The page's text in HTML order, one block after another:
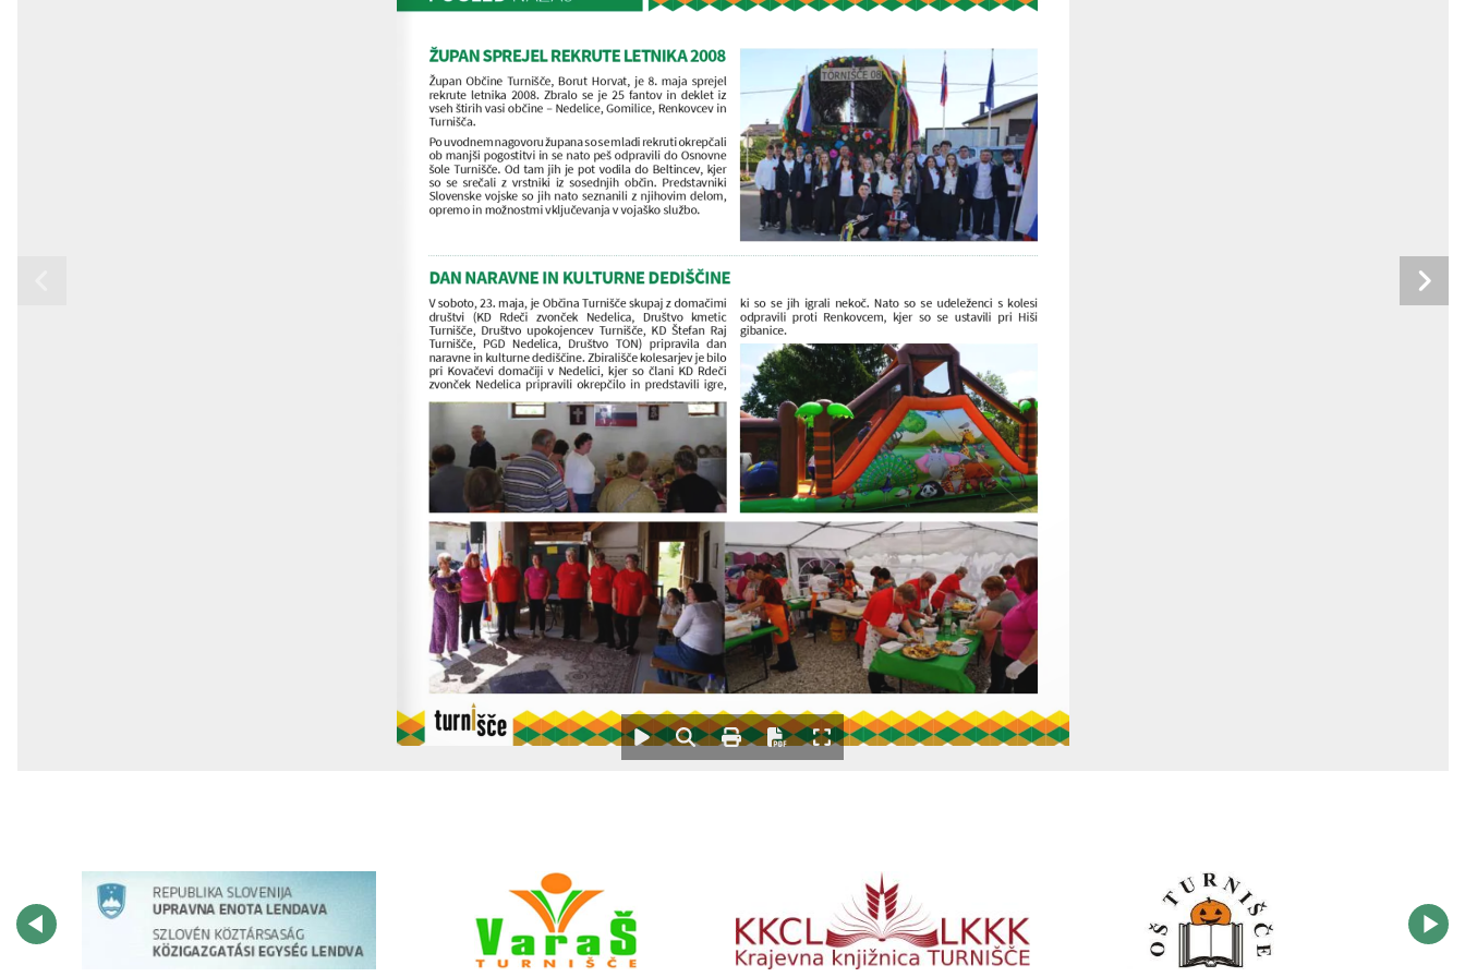
ŽUPAN SPREJEL REKRUTE LETNIKA 2008
DAN NARAVNE IN KULTURNE DEDIŠČINE
Župan Občine Turnišče, Borut Horvat, je 8. maja sprejel
rekrute  letnika  2008.  Zbralo  se  je  25  fantov  in  deklet  iz
vseh štirih vasi občine – Nedelice, Gomilice, Renkovcev in
Turnišča.
Po uvodnem nagovoru župana so se mladi rekruti okrepčali
ob manjši pogostitvi in se nato peš odpravili do Osnovne
šole Turnišče. Od tam jih je pot vodila do Beltincev, kjer
so  se  srečali  z  vrstniki  iz  sosednjih  občin.  Predstavniki
Slovenske vojske so jih nato seznanili z njihovim delom,
opremo in možnostmi vključevanja v vojaško službo.
V soboto, 23. maja, je Občina Turnišče skupaj z domačimi
društvi  (KD  Rdeči  zvonček  Nedelica,  Društvo  kmetic
Turnišče,  Društvo  upokojencev  Turnišče,  KD  Štefan  Raj
Turnišče,  PGD  Nedelica,  Društvo  TON)  pripravila  dan
naravne in kulturne dediščine. Zbirališče kolesarjev je bilo
pri  Kovačevi  domačiji  v  Nedelici,  kjer  so  člani  KD  Rdeči
zvonček  Nedelica  pripravili  okrepčilo  in  predstavili  igre,
ki  so  se  jih  igrali  nekoč.  Nato  so  se  udeleženci  s  kolesi
odpravili  proti  Renkovcem,  kjer  so  se  ustavili  pri  Hiši
gibanice.